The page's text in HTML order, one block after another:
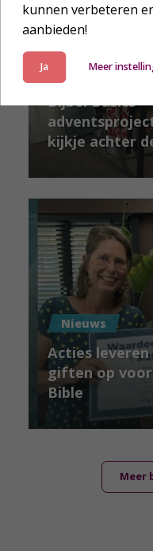
Impactverhaal
Bijbel Basics
kijkje achter
Nieuws
Acties
giften op
Bible
Meer
kunnen verbeteren
aanbieden!
Ja Meer